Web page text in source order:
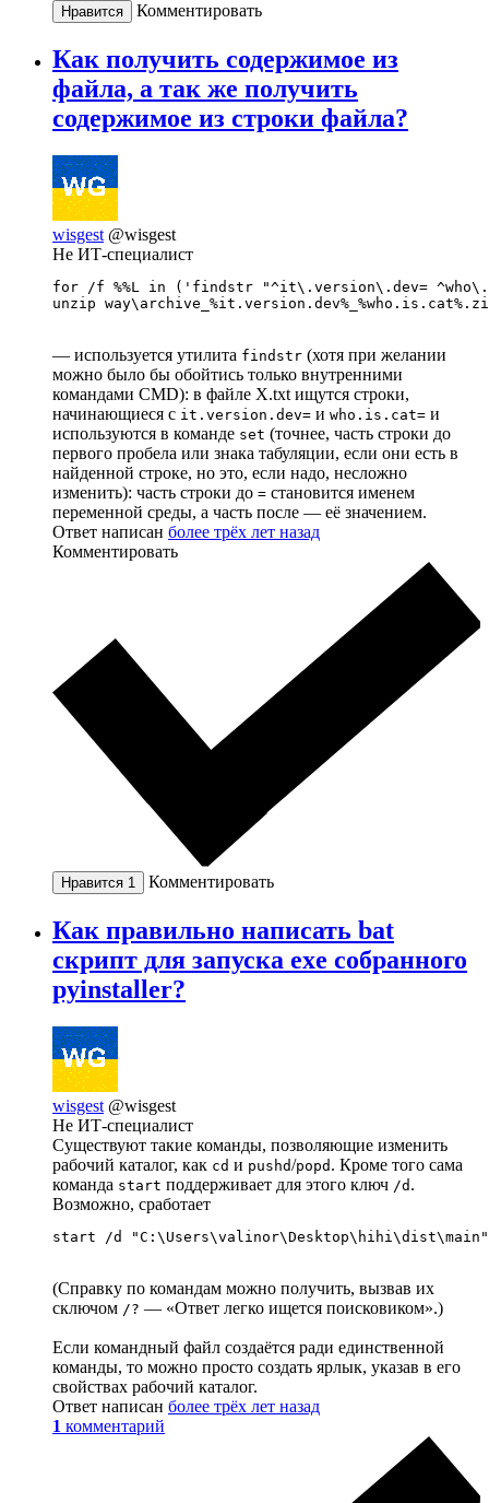
Нравится Комментировать
Как получить содержимое из
файла, а так же получить
содержимое из строки файла?
wisgest @wisgest
Не ИТ-специалист
for /f %%L in ('findstr "^it\.version\.dev=
unzip
— используется утилита findstr (хотя при желании
можно было бы обойтись только внутренними
командами CMD): в файле X.txt ищутся строки,
начинающиеся с it.version.dev= и who.is.cat= и
используются в команде set (точнее, часть строки до
первого пробела или знака табуляции, если они есть в
найденной строке, но это, если надо, несложно
изменить): часть строки до = становится именем
переменной среды, а часть после — её значением.
Ответ написан более трёх лет назад
Комментировать
Нравится 1 Комментировать
Как правильно написать bat
скрипт для запуска exe собранного
pyinstaller?
wisgest @wisgest
Не ИТ-специалист
Существуют такие команды, позволяющие изменить
рабочий каталог, как cd и pushd/popd . Кроме того сама
команда start поддерживает для этого ключ /d .
Возможно, сработает
start /d
(Cправку по командам можно получить, вызвав их
сключом /? — «Ответ легко ищется поисковиком».)
Если командный файл создаётся ради единственной
команды, то можно просто создать ярлык, указав в его
свойствах рабочий каталог.
Ответ написан более трёх лет назад
1 комментарий